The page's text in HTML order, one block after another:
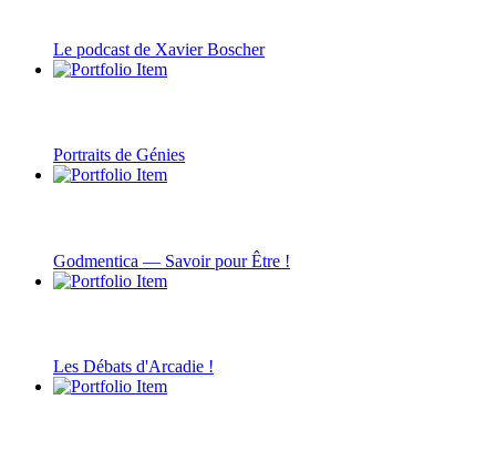
Le podcast de Xavier Boscher
Portraits de Génies
Godmentica — Savoir pour Être !
Les Débats d'Arcadie !